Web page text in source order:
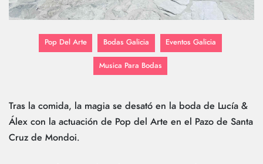
Pop Del Arte Bodas Galicia Eventos Galicia
Musica Para Bodas
Tras la comida, la magia se desató en la boda de Lucía &
Álex con la actuación de Pop del Arte en el Pazo de Santa
Cruz de Mondoi.